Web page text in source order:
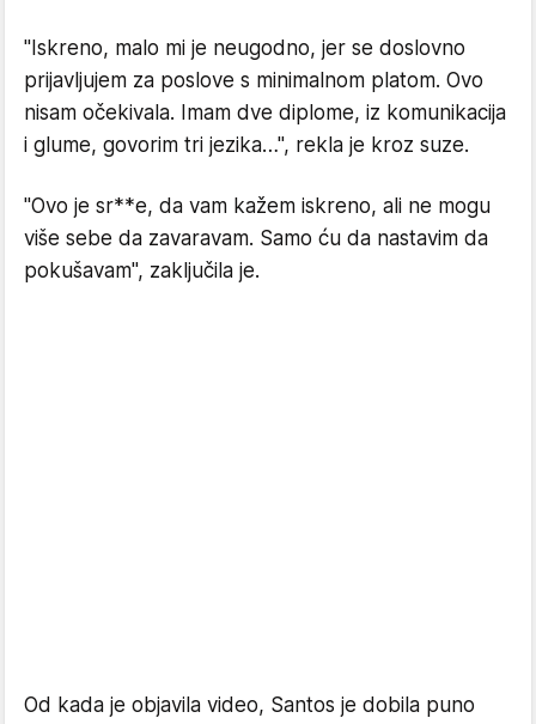
"Iskreno, malo mi je neugodno, jer se doslovno
prijavljujem za poslove s minimalnom platom. Ovo
nisam očekivala. Imam dve diplome, iz komunikacija
i glume, govorim tri jezika…", rekla je kroz suze.
"Ovo je sr**e, da vam kažem iskreno, ali ne mogu
više sebe da zavaravam. Samo ću da nastavim da
pokušavam", zaključila je.
Od kada je objavila video, Santos je dobila puno